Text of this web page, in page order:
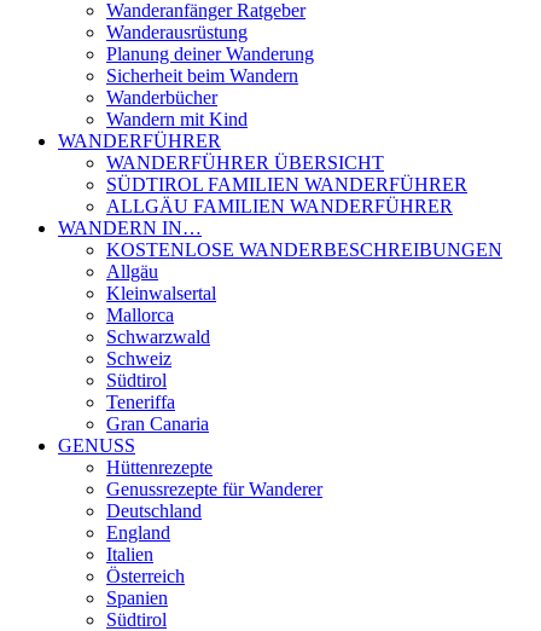
Wanderanfänger Ratgeber
Wanderausrüstung
Planung deiner Wanderung
Sicherheit beim Wandern
Wanderbücher
Wandern mit Kind
WANDERFÜHRER
WANDERFÜHRER ÜBERSICHT
SÜDTIROL FAMILIEN WANDERFÜHRER
ALLGÄU FAMILIEN WANDERFÜHRER
WANDERN IN…
KOSTENLOSE WANDERBESCHREIBUNGEN
Allgäu
Kleinwalsertal
Mallorca
Schwarzwald
Schweiz
Südtirol
Teneriffa
Gran Canaria
GENUSS
Hüttenrezepte
Genussrezepte für Wanderer
Deutschland
England
Italien
Österreich
Spanien
Südtirol